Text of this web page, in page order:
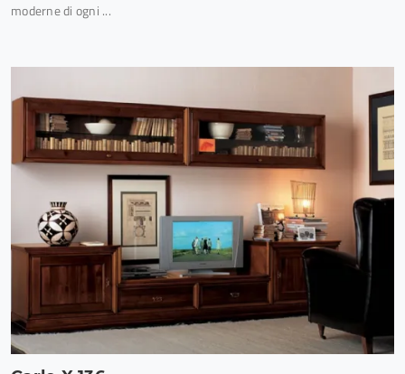
moderne di ogni ...